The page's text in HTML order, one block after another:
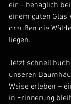
ein - behaglich
einem guten Glas
draußen die
liegen.
Jetzt schnell
unseren
Weise erleben –
in Erinnerung